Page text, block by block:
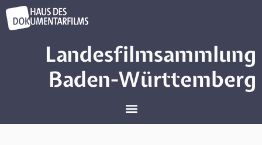
Landesfilmsammlung
Baden-Württemberg